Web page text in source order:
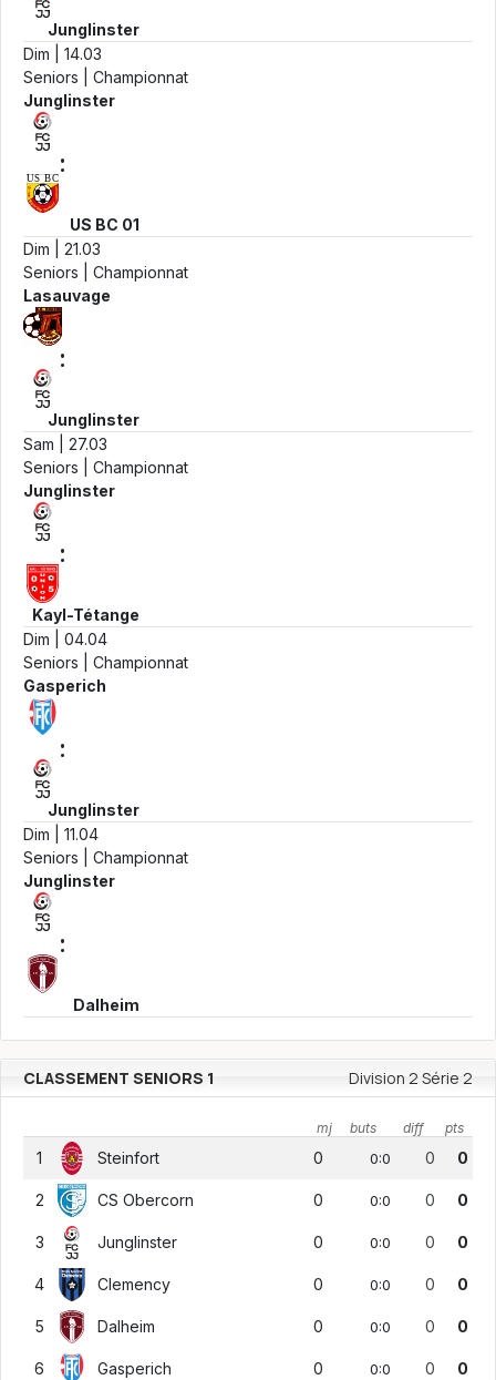
Junglinster
Dim | 14.03
Seniors | Championnat
Junglinster
:
US BC 01
Dim | 21.03
Seniors | Championnat
Lasauvage
:
Junglinster
Sam | 27.03
Seniors | Championnat
Junglinster
:
Kayl-Tétange
Dim | 04.04
Seniors | Championnat
Gasperich
:
Junglinster
Dim | 11.04
Seniors | Championnat
Junglinster
:
Dalheim
CLASSEMENT SENIORS 1 Division 2 Série 2
mj buts diff pts
1 Steinfort 0 0:0 0 0
2 CS Obercorn 0 0:0 0 0
3 Junglinster 0 0:0 0 0
4 Clemency 0 0:0 0 0
5 Dalheim 0 0:0 0 0
6 Gasperich 0 0:0 0 0